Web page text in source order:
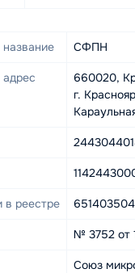
СФПН
660020,
г.
в реестре
№ 3752 от
Союз